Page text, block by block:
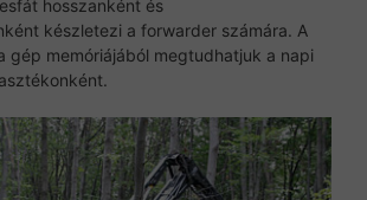
hosszanként és
készletezi a forwarder számára. A
gép memóriájából megtudhatjuk a napi